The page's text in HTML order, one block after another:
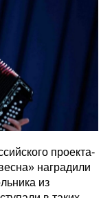
проекта-
наградили
из